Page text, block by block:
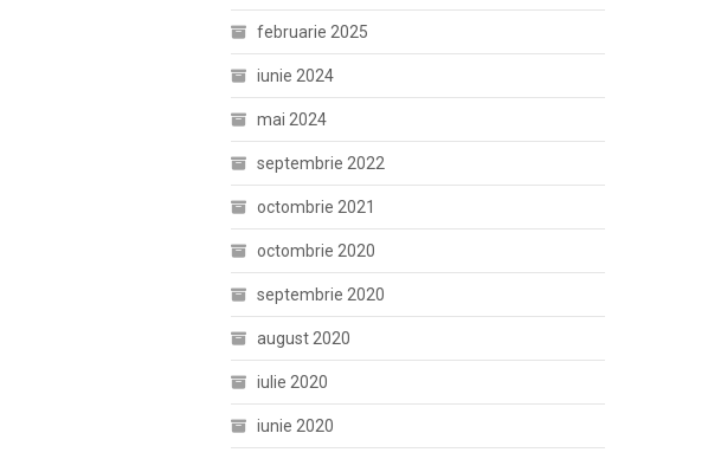
februarie 2025
iunie 2024
mai 2024
septembrie 2022
octombrie 2021
octombrie 2020
septembrie 2020
august 2020
iulie 2020
iunie 2020